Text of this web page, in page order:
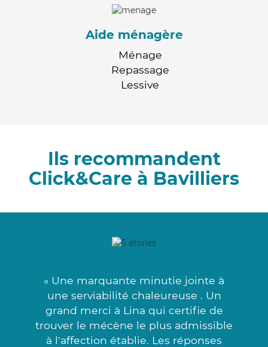
Aide ménagère
Ménage
Repassage
Lessive
Ils recommandent
Click&Care à Bavilliers
« Une marquante minutie jointe à
une serviabilité chaleureuse . Un
grand merci à Lina qui certifie de
trouver le mécène le plus admissible
à l'affection établie. Les réponses